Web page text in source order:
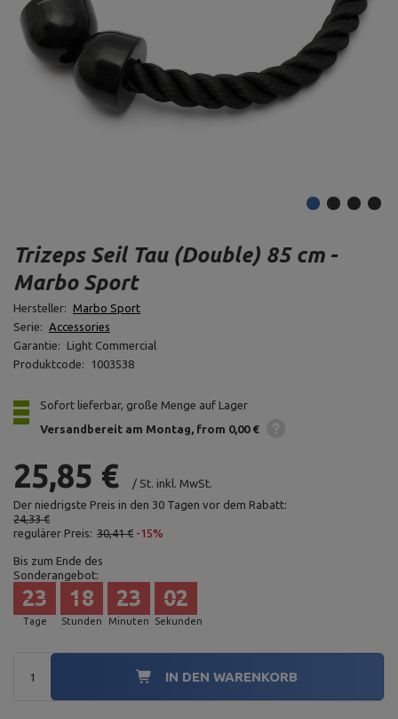
Trizeps Seil Tau (Double) 85 cm -
Marbo Sport
Hersteller: Marbo Sport
Serie: Accessories
Garantie:
Light Commercial
Produktcode:
1003538
Sofort lieferbar, große Menge auf Lager
Versandbereit am Montag from 0,00 €
25,85 € / St. inkl. MwSt.
Der niedrigste Preis in den 30 Tagen vor dem Rabatt:
24,33 €
regulärer Preis: 30,41 € -15%
Bis zum Ende des
Sonderangebot:
Tage
23
Stunden
18
Minuten
23
Sekunden
01
IN DEN WARENKORB